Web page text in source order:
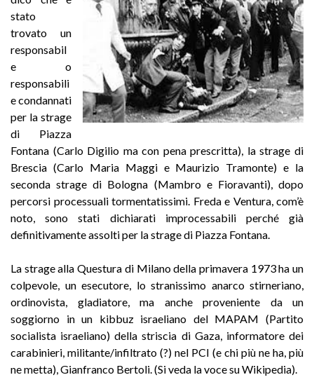
stato
trovato un
responsabil
e o
responsabili
e condannati
per la strage
di Piazza
Fontana (Carlo Digilio ma con pena prescritta), la strage di
Brescia (Carlo Maria Maggi e Maurizio Tramonte) e la
seconda strage di Bologna (Mambro e Fioravanti), dopo
percorsi processuali tormentatissimi. Freda e Ventura, com’è
noto, sono stati dichiarati improcessabili perché già
definitivamente assolti per la strage di Piazza Fontana.
La strage alla Questura di Milano della primavera 1973 ha un
colpevole, un esecutore, lo stranissimo anarco stirneriano,
ordinovista, gladiatore, ma anche proveniente da un
soggiorno in un kibbuz israeliano del MAPAM (Partito
socialista israeliano) della striscia di Gaza, informatore dei
carabinieri, militante/infiltrato (?) nel PCI (e chi più ne ha, più
ne metta), Gianfranco Bertoli. (Si veda la voce su Wikipedia).